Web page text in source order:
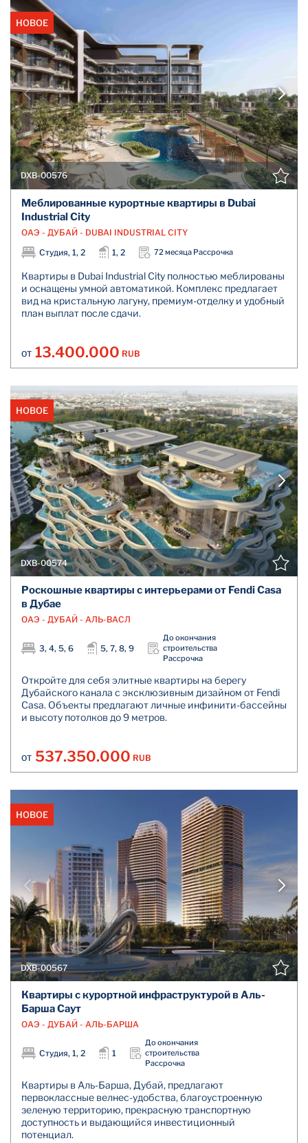
НОВОЕ
DXB-00576
Меблированные курортные квартиры в Dubai
Industrial City
ОАЭ - ДУБАЙ - DUBAI INDUSTRIAL CITY
Студия, 1, 2
1, 2 72 месяца Рассрочка
Квартиры в Dubai Industrial City полностью меблированы
и оснащены умной автоматикой. Комплекс предлагает
вид на кристальную лагуну, премиум-отделку и удобный
план выплат после сдачи.
ОТ 13.400.000 RUB
НОВОЕ
DXB-00574
Роскошные квартиры с интерьерами от Fendi Casa
в Дубае
ОАЭ - ДУБАЙ - АЛЬ-ВАСЛ
3, 4, 5, 6 5, 7, 8, 9
До окончания
строительства
Рассрочка
Откройте для себя элитные квартиры на берегу
Дубайского канала с эксклюзивным дизайном от Fendi
Casa. Объекты предлагают личные инфинити-бассейны
и высоту потолков до 9 метров.
ОТ 537.350.000 RUB
НОВОЕ
DXB-00567
Квартиры с курортной инфраструктурой в Аль-
Барша Саут
ОАЭ - ДУБАЙ - АЛЬ-БАРША
Студия, 1, 2 1
До окончания
строительства
Рассрочка
Квартиры в Аль-Барша, Дубай, предлагают
первоклассные велнес-удобства, благоустроенную
зеленую территорию, прекрасную транспортную
доступность и выдающийся инвестиционный
потенциал.